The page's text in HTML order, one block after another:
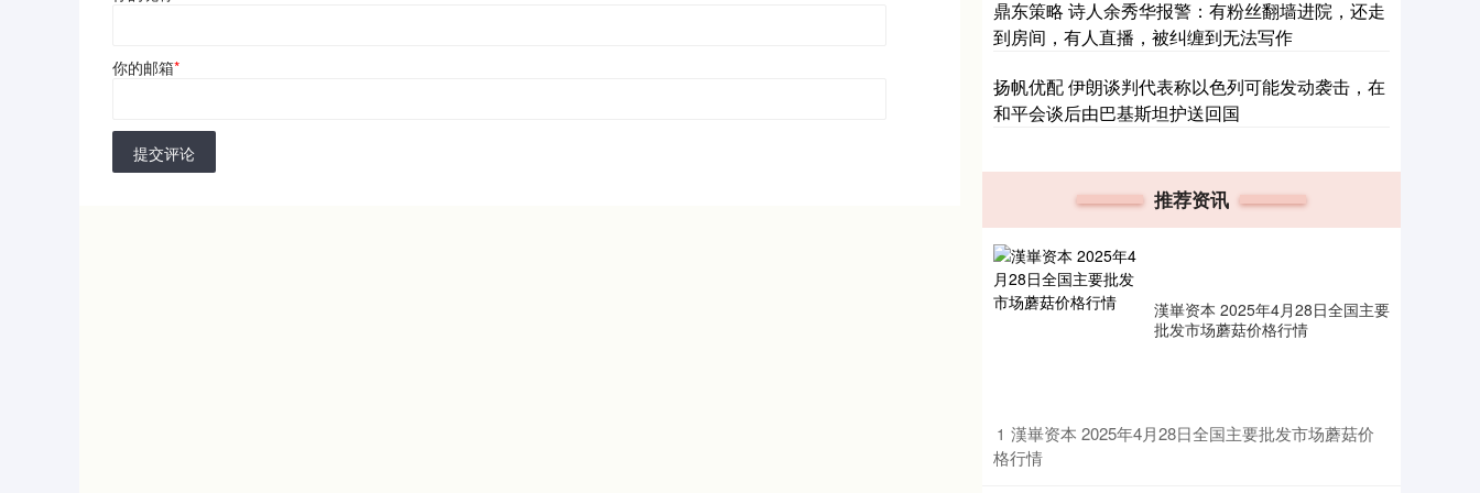
你的邮箱*
提交评论
鼎东策略 诗人余秀华报警：有粉丝翻墙进院，还走
到房间，有人直播，被纠缠到无法写作
扬帆优配 伊朗谈判代表称以色列可能发动袭击，在
和平会谈后由巴基斯坦护送回国
推荐资讯
漢崋资本 2025年4月28日全国主要
批发市场蘑菇价格行情
1 ​漢崋资本 2025年4月28日全国主要批发市场蘑菇价
格行情